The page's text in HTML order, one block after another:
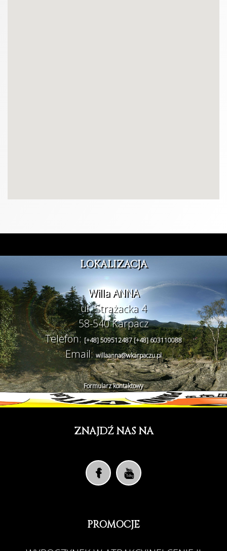
LOKALIZACJA
Willa ANNA
ul. Strażacka 4
58-540 Karpacz
Telefon: [+48] 509512487 [+48] 603110088
Email:willaanna@wkarpaczu.pl
Formularz kontaktowy
ZNAJDŹ NAS NA
PROMOCJE